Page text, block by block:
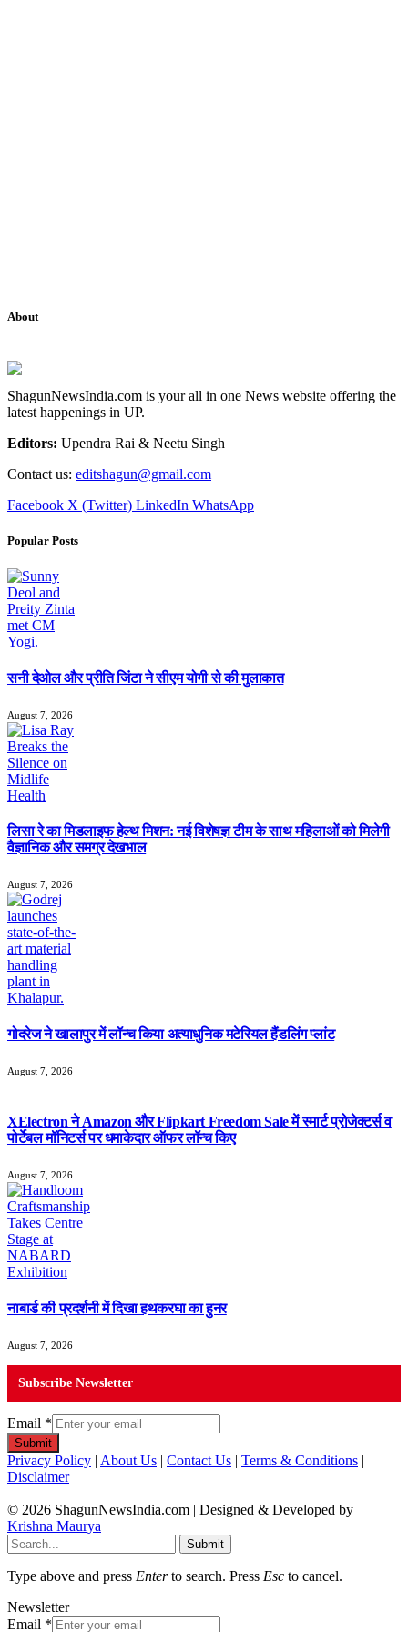
About
ShagunNewsIndia.com is your all in one News website offering the
latest happenings in UP.
Editors: Upendra Rai & Neetu Singh
Contact us: editshagun@gmail.com
Facebook X (Twitter) LinkedIn WhatsApp
Popular Posts
सनी देओल और प्रीति जिंटा ने सीएम योगी से की मुलाकात
August 7, 2026
लिसा रे का मिडलाइफ हेल्थ मिशन: नई विशेषज्ञ टीम के साथ महिलाओं को मिलेगी
वैज्ञानिक और समग्र देखभाल
August 7, 2026
गोदरेज ने खालापुर में लॉन्च किया अत्याधुनिक मटेरियल हैंडलिंग प्लांट
August 7, 2026
XElectron ने Amazon और Flipkart Freedom Sale में स्मार्ट प्रोजेक्टर्स व
पोर्टेबल मॉनिटर्स पर धमाकेदार ऑफर लॉन्च किए
August 7, 2026
नाबार्ड की प्रदर्शनी में दिखा हथकरघा का हुनर
August 7, 2026
Subscribe Newsletter
Email *
Submit
Privacy Policy | About Us | Contact Us | Terms & Conditions |
Disclaimer
© 2026 ShagunNewsIndia.com | Designed & Developed by
Krishna Maurya
Submit
Type above and press Enterto search. Press Esc to cancel.
Newsletter
Email *